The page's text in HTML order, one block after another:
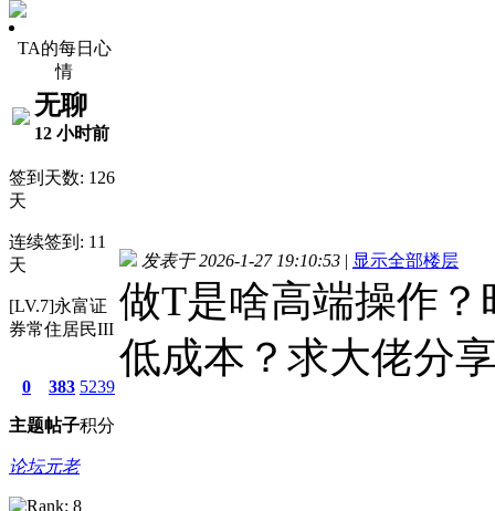
TA的每日心
情
无聊
12 小时前
签到天数: 126
天
连续签到: 11
天
[LV.7]永富证
券常住居民III
0
主题
383
帖子
5239
积分
论坛元老
发表于 2026-1-27 19:10:53 | 显示全部楼层
做T是啥高端操作
低成本？求大佬分